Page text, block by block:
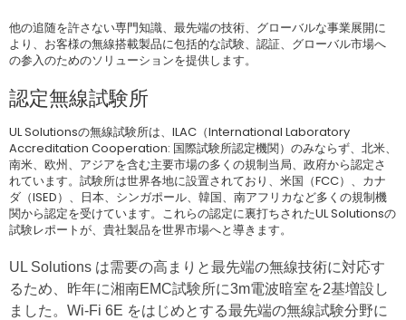
他の追随を許さない専門知識、最先端の技術、グローバルな事業展開に
より、お客様の無線搭載製品に包括的な試験、認証、グローバル市場へ
の参入のためのソリューションを提供します。
認定無線試験所
UL Solutionsの無線試験所は、ILAC（International Laboratory
Accreditation Cooperation: 国際試験所認定機関）のみならず、北米、
南米、欧州、アジアを含む主要市場の多くの規制当局、政府から認定さ
れています。試験所は世界各地に設置されており、米国（FCC）、カナ
ダ（ISED）、日本、シンガポール、韓国、南アフリカなど多くの規制機
関から認定を受けています。これらの認定に裏打ちされたUL Solutionsの
試験レポートが、貴社製品を世界市場へと導きます。
UL Solutions は需要の高まりと最先端の無線技術に対応す
るため、昨年に湘南EMC試験所に3m電波暗室を2基増設し
ました。Wi-Fi 6E をはじめとする最先端の無線試験分野に